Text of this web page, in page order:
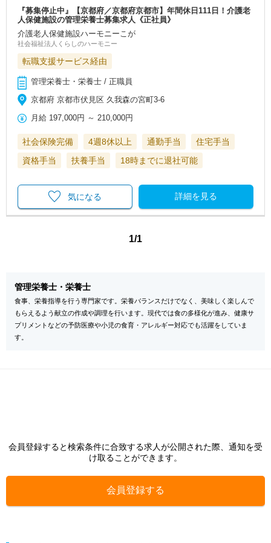
『募集停止中』【京都府／京都府京都市】年間休日111日！介護老
人保健施設の管理栄養士募集求人《正社員》
介護老人保健施設ハーモニーこが
社会福祉法人くらしのハーモニー
転職支援サービス経由
管理栄養士・栄養士 / 正職員
京都府 京都市伏見区 久我森の宮町3-6
月給 197,000円 ～ 210,000円
社会保険完備 4週8休以上 通勤手当
住宅手当
資格手当
扶養手当 18時までに退社可能
詳細を見る
気になる
1/1
管理栄養士・栄養士
食事、栄養指導を行う専門家です。栄養バランスだけでなく、美味しく楽しんで
もらえるよう献立の作成や調理を行います。現代では食の多様化が進み、健康サ
プリメントなどの予防医療や小児の食育・アレルギー対応でも活躍をしていま
す。
会員登録すると検索条件に合致する求人が公開された際、通知を受
け取ることができます。
会員登録する